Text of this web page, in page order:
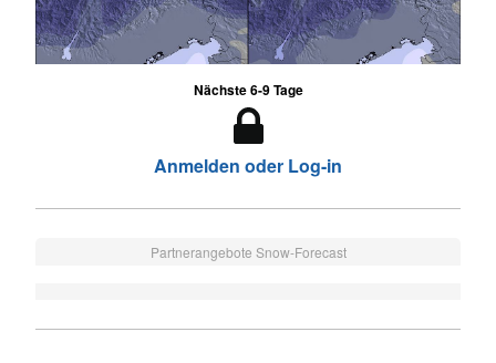
Nächste 6-9 Tage
Anmelden oder Log-in
Partnerangebote Snow-Forecast